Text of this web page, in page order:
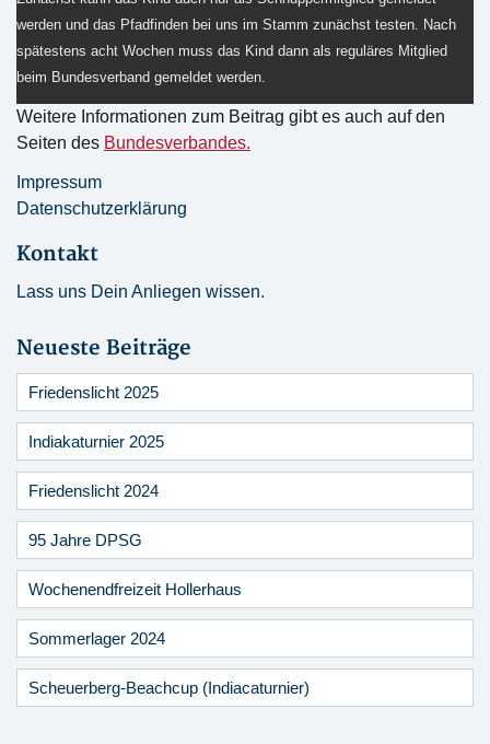
werden und das Pfadfinden bei uns im Stamm zunächst testen. Nach
spätestens acht Wochen muss das Kind dann als reguläres Mitglied
beim Bundesverband gemeldet werden.
Weitere Informationen zum Beitrag gibt es auch auf den
Seiten des Bundesverbandes.
Impressum
Datenschutzerklärung
Kontakt
Lass uns Dein Anliegen wissen.
Neueste Beiträge
Friedenslicht 2025
Indiakaturnier 2025
Friedenslicht 2024
95 Jahre DPSG
Wochenendfreizeit Hollerhaus
Sommerlager 2024
Scheuerberg-Beachcup (Indiacaturnier)